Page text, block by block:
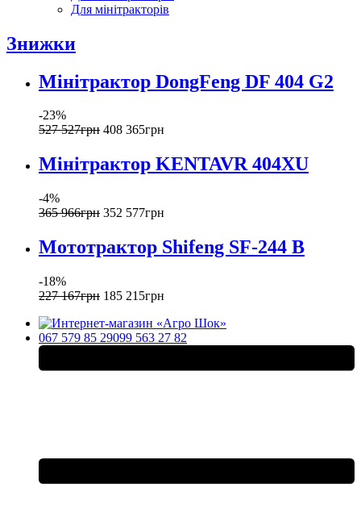
Для мінітракторів
Знижки
Мінітрактор DongFeng DF 404 G2
-23%
527 527грн 408 365грн
Мінітрактор KENTAVR 404XU
-4%
365 966грн 352 577грн
Мототрактор Shifeng SF-244 B
-18%
227 167грн 185 215грн
067 579 85 29099 563 27 82